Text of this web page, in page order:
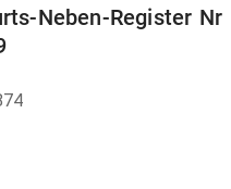
Neben-Register Nr